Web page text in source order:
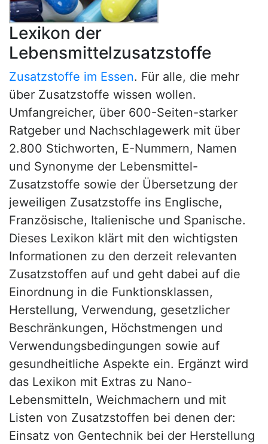
Lexikon der
Lebensmittelzusatzstoffe
Zusatzstoffe im Essen. Für alle, die mehr
über Zusatzstoffe wissen wollen.
Umfangreicher, über 600-Seiten-starker
Ratgeber und Nachschlagewerk mit über
2.800 Stichworten, E-Nummern, Namen
und Synonyme der Lebensmittel-
Zusatzstoffe sowie der Übersetzung der
jeweiligen Zusatzstoffe ins Englische,
Französische, Italienische und Spanische.
Dieses Lexikon klärt mit den wichtigsten
Informationen zu den derzeit relevanten
Zusatzstoffen auf und geht dabei auf die
Einordnung in die Funktionsklassen,
Herstellung, Verwendung, gesetzlicher
Beschränkungen, Höchstmengen und
Verwendungsbedingungen sowie auf
gesundheitliche Aspekte ein. Ergänzt wird
das Lexikon mit Extras zu Nano-
Lebensmitteln, Weichmachern und mit
Listen von Zusatzstoffen bei denen der:
Einsatz von Gentechnik bei der Herstellung